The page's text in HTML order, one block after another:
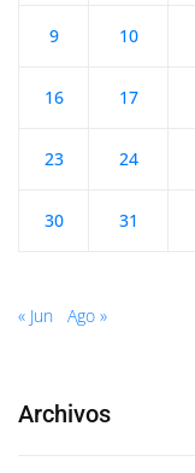
9 10
16 17
23 24
30 31
« Jun Ago »
Archivos